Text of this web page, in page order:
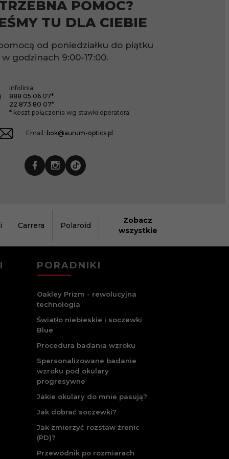
POMOC?
TU DLA CIEBIE
od poniedziałku do piątku
w godzinach 9:00-17:00.
Infolinia:
888 05 06 07*
22 873 80 07*
* koszt połączenia wg stawki operatora
Email: bok@aurum-optics.pl
Carrera Polaroid
Zobacz
wszystkie
PORADNIKI
Oakley Prizm - rewolucyjna
technologia
Światło niebieskie i soczewki
Blue
Procedura badania wzroku
Spersonalizowane badanie
wzroku pod okulary
progresywne
Jakie okulary do mnie pasują?
Jak dobrać soczewki?
Jak zmierzyć rozstaw źrenic
(PD)?
Przewodnik po rozmiarach